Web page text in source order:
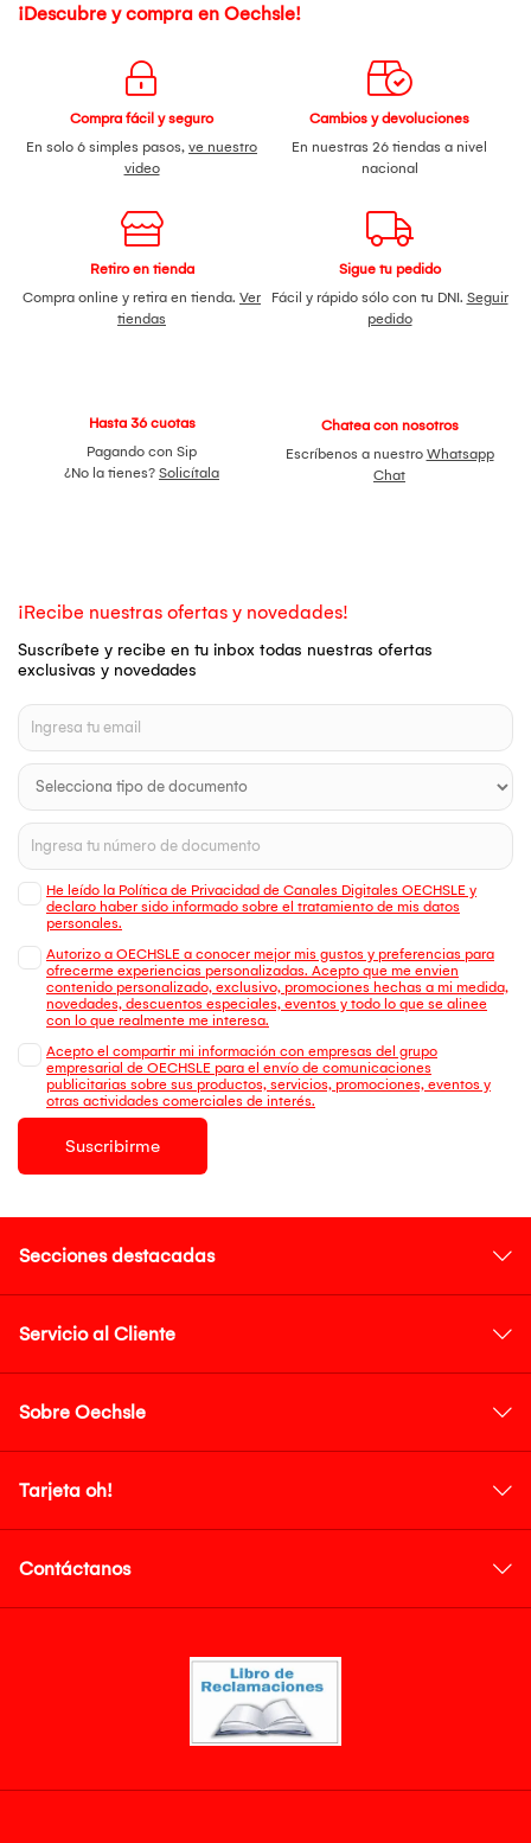
¡Descubre y compra en Oechsle!
Compra fácil y seguro
En solo 6 simples pasos, ve nuestro
video
Cambios y devoluciones
En nuestras 26 tiendas a nivel
nacional
Retiro en tienda
Compra online y retira en tienda. Ver
tiendas
Sigue tu pedido
Fácil y rápido sólo con tu DNI. Seguir
pedido
Hasta 36 cuotas
Pagando con Sip
¿No la tienes? Solicítala
Chatea con nosotros
Escríbenos a nuestro Whatsapp
Chat
¡Recibe nuestras ofertas y novedades!
Suscríbete y recibe en tu inbox todas nuestras ofertas
exclusivas y novedades
He leído la Política de Privacidad de Canales Digitales OECHSLE y
declaro haber sido informado sobre el tratamiento de mis datos
personales.
Autorizo a OECHSLE a conocer mejor mis gustos y preferencias para
ofrecerme experiencias personalizadas. Acepto que me envien
contenido personalizado, exclusivo, promociones hechas a mi medida,
novedades, descuentos especiales, eventos y todo lo que se alinee
con lo que realmente me interesa.
Acepto el compartir mi información con empresas del grupo
empresarial de OECHSLE para el envío de comunicaciones
publicitarias sobre sus productos, servicios, promociones, eventos y
otras actividades comerciales de interés.
Suscribirme
Secciones destacadas
Servicio al Cliente
Sobre Oechsle
Tarjeta oh!
Contáctanos